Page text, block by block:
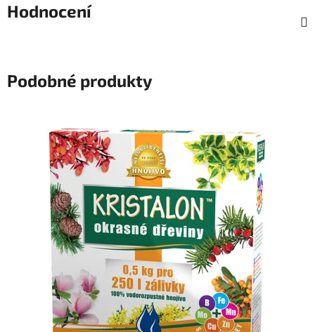
Hodnocení
Podobné produkty